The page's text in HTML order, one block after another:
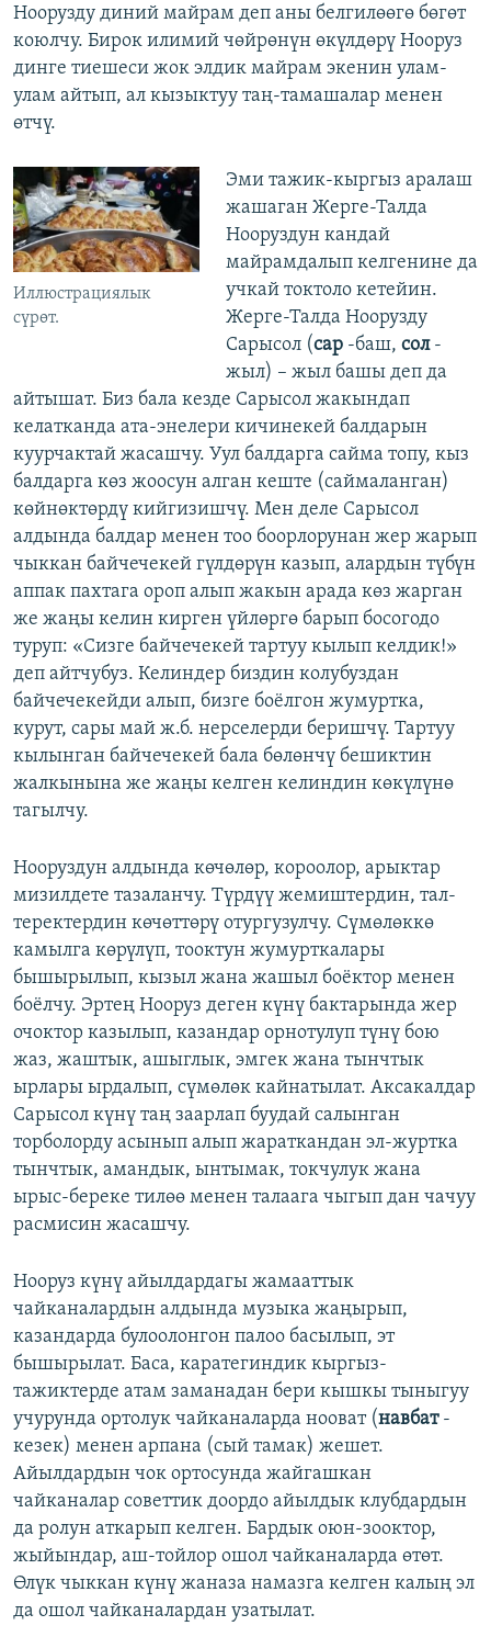
Ноорузду диний майрам деп аны белгилөөгө бөгөт
коюлчу. Бирок илимий чөйрөнүн өкүлдөрү Нооруз
динге тиешеси жок элдик майрам экенин улам-
улам айтып, ал кызыктуу таң-тамашалар менен
өтчү.
Иллюстрациялык
сүрөт.
Эми тажик-кыргыз аралаш
жашаган Жерге-Талда
Нооруздун кандай
майрамдалып келгенине да
учкай токтоло кетейин.
Жерге-Талда Ноорузду
Сарысол (сар -баш, сол -
жыл) – жыл башы деп да
айтышат. Биз бала кезде Сарысол жакындап
келатканда ата-энелери кичинекей балдарын
куурчактай жасашчу. Уул балдарга сайма топу, кыз
балдарга көз жоосун алган кеште (саймаланган)
көйнөктөрдү кийгизишчү. Мен деле Сарысол
алдында балдар менен тоо боорлорунан жер жарып
чыккан байчечекей гүлдөрүн казып, алардын түбүн
аппак пахтага ороп алып жакын арада көз жарган
же жаңы келин кирген үйлөргө барып босогодо
туруп: «Сизге байчечекей тартуу кылып келдик!»
деп айтчубуз. Келиндер биздин колубуздан
байчечекейди алып, бизге боёлгон жумуртка,
курут, сары май ж.б. нерселерди беришчү. Тартуу
кылынган байчечекей бала бөлөнчү бешиктин
жалкынына же жаңы келген келиндин көкүлүнө
тагылчу.
Нооруздун алдында көчөлөр, короолор, арыктар
мизилдете тазаланчу. Түрдүү жемиштердин, тал-
теректердин көчөттөрү отургузулчу. Сүмөлөккө
камылга көрүлүп, тооктун жумурткалары
бышырылып, кызыл жана жашыл боёктор менен
боёлчу. Эртең Нооруз деген күнү бактарында жер
очоктор казылып, казандар орнотулуп түнү бою
жаз, жаштык, ашыглык, эмгек жана тынчтык
ырлары ырдалып, сүмөлөк кайнатылат. Аксакалдар
Сарысол күнү таң заарлап буудай салынган
торболорду асынып алып жараткандан эл-журтка
тынчтык, амандык, ынтымак, токчулук жана
ырыс-береке тилөө менен талаага чыгып дан чачуу
расмисин жасашчу.
Нооруз күнү айылдардагы жамааттык
чайканалардын алдында музыка жаңырып,
казандарда булоолонгон палоо басылып, эт
бышырылат. Баса, каратегиндик кыргыз-
тажиктерде атам заманадан бери кышкы тыныгуу
учурунда ортолук чайканаларда нооват (навбат-
кезек) менен арпана (сый тамак) жешет.
Айылдардын чок ортосунда жайгашкан
чайканалар советтик доордо айылдык клубдардын
да ролун аткарып келген. Бардык оюн-зооктор,
жыйындар, аш-тойлор ошол чайканаларда өтөт.
Өлүк чыккан күнү жаназа намазга келген калың эл
да ошол чайканалардан узатылат.